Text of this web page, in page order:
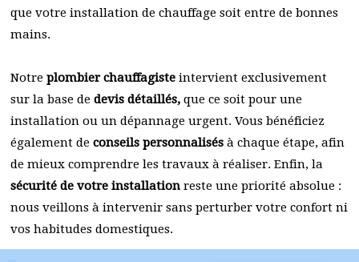
que votre installation de chauffage soit entre de bonnes
mains.
Notre plombier chauffagiste intervient exclusivement
sur la base de devis détaillés, que ce soit pour une
installation ou un dépannage urgent. Vous bénéficiez
également de conseils personnalisés à chaque étape, afin
de mieux comprendre les travaux à réaliser. Enfin, la
sécurité de votre installation reste une priorité absolue :
nous veillons à intervenir sans perturber votre confort ni
vos habitudes domestiques.